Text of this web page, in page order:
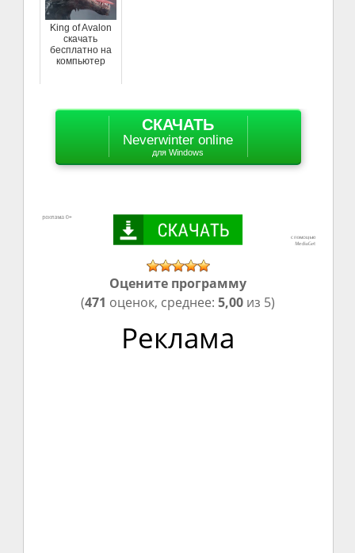
King of Avalon
скачать
бесплатно на
компьютер
СКАЧАТЬ
Neverwinter online
для Windows
Оцените программу
(471 оценок, среднее:5,00 из 5)
Реклама